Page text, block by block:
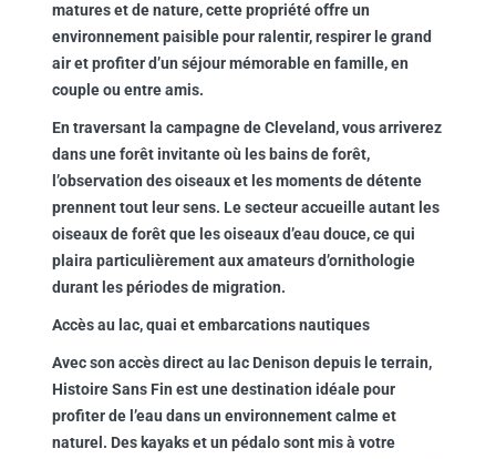
matures et de nature, cette propriété offre un
environnement paisible pour ralentir, respirer le grand
air et profiter d’un séjour mémorable en famille, en
couple ou entre amis.
En traversant la campagne de Cleveland, vous arriverez
dans une forêt invitante où les bains de forêt,
l’observation des oiseaux et les moments de détente
prennent tout leur sens. Le secteur accueille autant les
oiseaux de forêt que les oiseaux d’eau douce, ce qui
plaira particulièrement aux amateurs d’ornithologie
durant les périodes de migration.
Accès au lac, quai et embarcations nautiques
Avec son accès direct au lac Denison depuis le terrain,
Histoire Sans Fin est une destination idéale pour
profiter de l’eau dans un environnement calme et
naturel. Des kayaks et un pédalo sont mis à votre